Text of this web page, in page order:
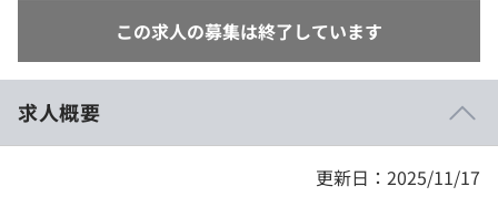
この求人の募集は終了しています
求人概要
更新日：2025/11/17